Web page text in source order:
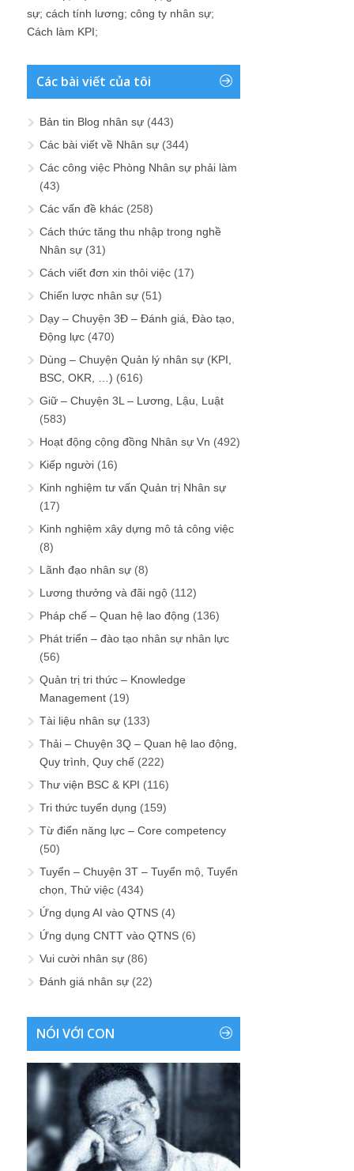
sự; cách tính lương; công ty nhân sự;
Cách làm KPI;
Các bài viết của tôi
Bản tin Blog nhân sự (443)
Các bài viết về Nhân sự (344)
Các công việc Phòng Nhân sự phải làm
(43)
Các vấn đề khác (258)
Cách thức tăng thu nhập trong nghề
Nhân sự (31)
Cách viết đơn xin thôi việc (17)
Chiến lược nhân sự (51)
Dạy – Chuyện 3Đ – Đánh giá, Đào tạo,
Động lực (470)
Dùng – Chuyện Quản lý nhân sự (KPI,
BSC, OKR, …) (616)
Giữ – Chuyện 3L – Lương, Lậu, Luật
(583)
Hoạt động cộng đồng Nhân sự Vn (492)
Kiếp người (16)
Kinh nghiệm tư vấn Quản trị Nhân sự
(17)
Kinh nghiệm xây dựng mô tả công việc
(8)
Lãnh đạo nhân sự (8)
Lương thưởng và đãi ngộ (112)
Pháp chế – Quan hệ lao động (136)
Phát triển – đào tạo nhân sự nhân lực
(56)
Quản trị tri thức – Knowledge
Management (19)
Tài liệu nhân sự (133)
Thải – Chuyện 3Q – Quan hệ lao động,
Quy trình, Quy chế (222)
Thư viện BSC & KPI (116)
Tri thức tuyển dụng (159)
Từ điển năng lực – Core competency
(50)
Tuyển – Chuyện 3T – Tuyển mộ, Tuyển
chọn, Thử việc (434)
Ứng dụng AI vào QTNS (4)
Ứng dụng CNTT vào QTNS (6)
Vui cười nhân sự (86)
Đánh giá nhân sự (22)
NÓI VỚI CON